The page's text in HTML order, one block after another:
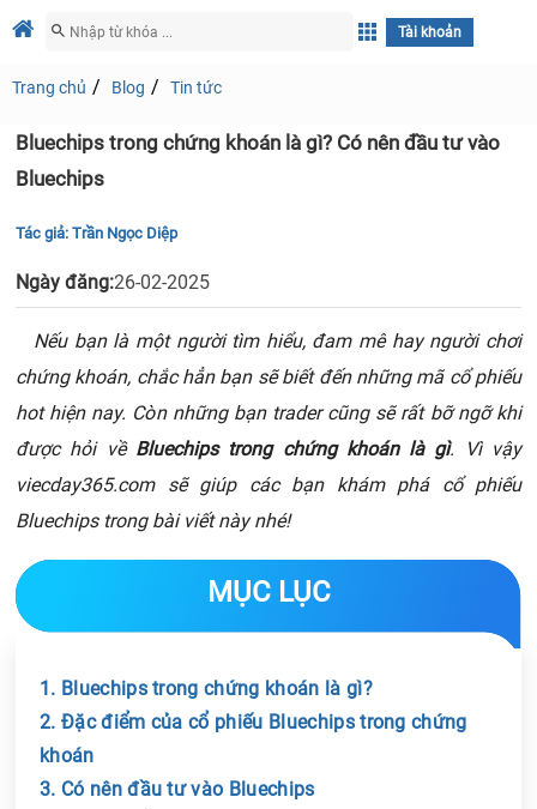
Tài khoản
Trang chủ Blog Tin tức
Bluechips trong chứng khoán là gì? Có nên đầu tư vào
Bluechips
Tác giả: Trần Ngọc Diệp
Ngày đăng:26-02-2025
Nếu bạn là một người tìm hiểu, đam mê hay người chơi
chứng khoán, chắc hẳn bạn sẽ biết đến những mã cổ phiếu
hot hiện nay. Còn những bạn trader cũng sẽ rất bỡ ngỡ khi
được hỏi về Bluechips trong chứng khoán là gì. Vì vậy
viecday365.com sẽ giúp các bạn khám phá cổ phiếu
Bluechips trong bài viết này nhé!
MỤC LỤC
1. Bluechips trong chứng khoán là gì?
2. Đặc điểm của cổ phiếu Bluechips trong chứng
khoán
3. Có nên đầu tư vào Bluechips